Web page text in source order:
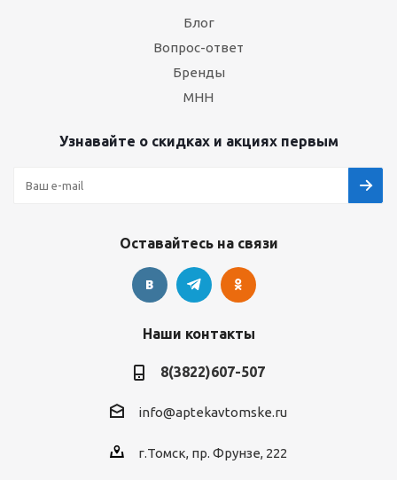
Блог
Вопрос-ответ
Бренды
МНН
Узнавайте о скидках и акциях первым
Оставайтесь на связи
Наши контакты
8(3822)607-507
info@aptekavtomske.ru
г.Томск, пр. Фрунзе, 222